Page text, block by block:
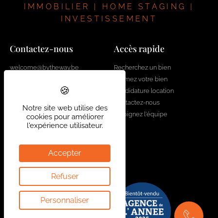
IMMOBILIER | HOME STAGING |
INVESTISSEMENT
Contactez-nous
welcome@bytheway.be
Av. Louise 461 Louizalaan
1050 Bruxelles - Brussel
+32 2 648 01 20
Drève Richelle 96
+32 2 354 29 39
Av. Prekelinden 83
1200 Woluwe-St-Lambert
+32 2 734 00 36
Accès rapide
Recherchez un bien
Estimez votre bien
Candidature location
Contactez-nous
Rejoignez l'équipe
Mentions Légales Suivez-nous
Notre site web utilise des
cookies pour améliorer
l'expérience utilisateur.
Accepter
Refuser
Personnaliser